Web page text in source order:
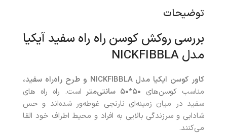
توضیحات
بررسی روکش کوسن راه راه سفید آیکیا
مدل NICKFIBBLA
کاور کوسن ایکیا مدلNICKFIBBLA و طرح راه‌راه سفید،
مناسب کوسن‌های ۵۰*۵۰ سانتی‌متر
است. راه‌ راه‌ های
سفید در میان زمینه‌ای نارنجی غوطه‌ور شده‌اند و حس
شادابی و سرزندگی بالایی به افراد و محیط اطراف خود القا
می‌کنند.